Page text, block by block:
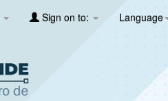
Sign on to: Language